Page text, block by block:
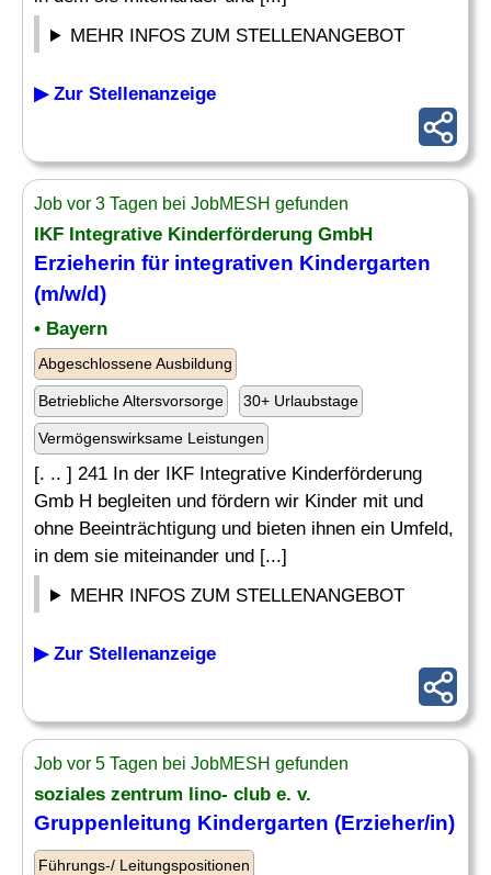
MEHR INFOS ZUM STELLENANGEBOT
▶ Zur Stellenanzeige
Job vor 3 Tagen bei JobMESH gefunden
IKF Integrative Kinderförderung GmbH
Erzieherin für integrativen Kindergarten
(m/w/d)
• Bayern
Abgeschlossene Ausbildung
Betriebliche Altersvorsorge 30+ Urlaubstage
Vermögenswirksame Leistungen
[. .. ] 241 In der IKF Integrative Kinderförderung
Gmb H begleiten und fördern wir Kinder mit und
ohne Beeinträchtigung und bieten ihnen ein Umfeld,
in dem sie miteinander und [...]
MEHR INFOS ZUM STELLENANGEBOT
▶ Zur Stellenanzeige
Job vor 5 Tagen bei JobMESH gefunden
soziales zentrum lino- club e. v.
Gruppenleitung Kindergarten (Erzieher/in)
Führungs-/ Leitungspositionen